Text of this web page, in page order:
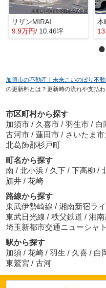
サザンMIRAI
9.9万円/ 10.46坪
本
加須市の不動産｜未来こいのぼり不
の更新料とは？更新時の流れや支払
市区町村から探す
加須市 / 久喜市 / 羽生市 / 白
古河市 / 蓮田市 / さいたま
北葛飾郡杉戸町
町名から探す
南 / 北小浜 / 久下 / 下高柳 /
旗井 / 花崎
路線から探す
東武伊勢崎線 / 湘南新宿ラ
東武日光線 / 秩父鉄道 / 湘
埼玉新都市交通ニューシャ
駅から探す
加須 / 花崎 / 羽生 / 久喜 / 白
東鷲宮 / 古河